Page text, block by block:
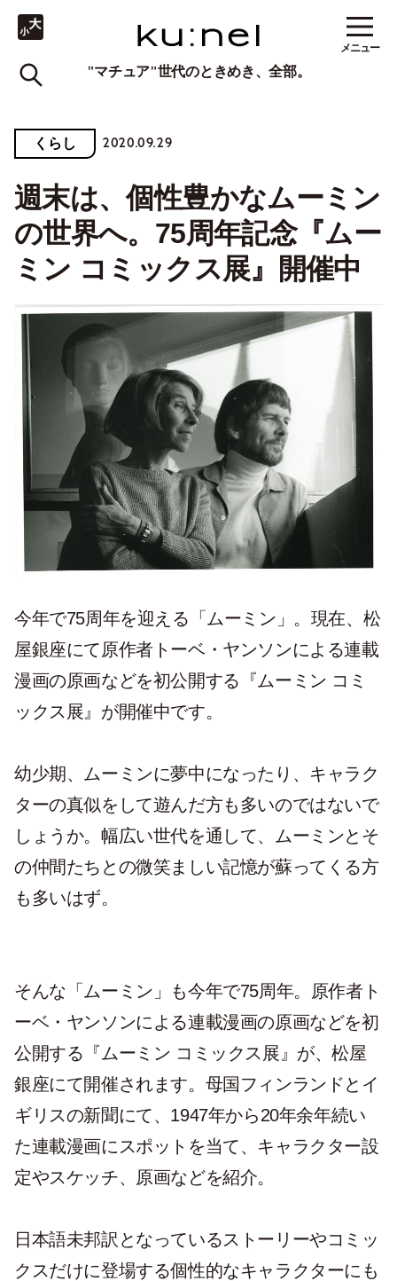
"マチュア"世代のときめき、全部。
メニュー
くらし 2020.09.29
週末は、個性豊かなムーミン
の世界へ。75周年記念『ムー
ミン コミックス展』開催中
今年で75周年を迎える「ムーミン」。現在、松
屋銀座にて原作者トーベ・ヤンソンによる連載
漫画の原画などを初公開する『ムーミン コミ
ックス展』が開催中です。
幼少期、ムーミンに夢中になったり、キャラク
ターの真似をして遊んだ方も多いのではないで
しょうか。幅広い世代を通して、ムーミンとそ
の仲間たちとの微笑ましい記憶が蘇ってくる方
も多いはず。
そんな「ムーミン」も今年で75周年。原作者ト
ーベ・ヤンソンによる連載漫画の原画などを初
公開する『ムーミン コミックス展』が、松屋
銀座にて開催されます。母国フィンランドとイ
ギリスの新聞にて、1947年から20年余年続い
た連載漫画にスポットを当て、キャラクター設
定やスケッチ、原画などを紹介。
日本語未邦訳となっているストーリーやコミッ
クスだけに登場する個性的なキャラクターにも